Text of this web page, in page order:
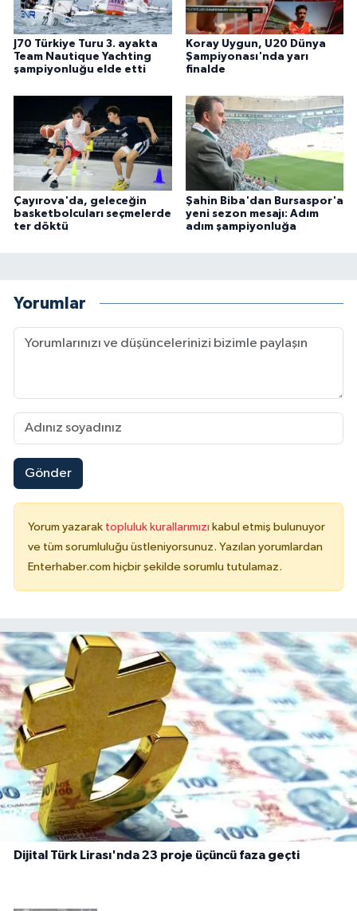
J70 Türkiye Turu 3. ayakta
Team Nautique Yachting
şampiyonluğu elde etti
Koray Uygun, U20 Dünya
Şampiyonası'nda yarı
finalde
Çayırova'da, geleceğin
basketbolcuları seçmelerde
ter döktü
Şahin Biba'dan Bursaspor'a
yeni sezon mesajı: Adım
adım şampiyonluğa
Yorumlar
Gönder
Yorum yazarak topluluk kurallarımızı kabul etmiş bulunuyor
ve tüm sorumluluğu üstleniyorsunuz. Yazılan yorumlardan
Enterhaber.com hiçbir şekilde sorumlu tutulamaz.
Dijital Türk Lirası'nda 23 proje üçüncü faza geçti